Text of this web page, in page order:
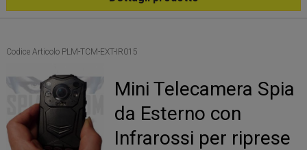
Codice Articolo PLM-TCM-EXT-IR015
Mini Telecamera Spia
da Esterno con
Infrarossi per riprese